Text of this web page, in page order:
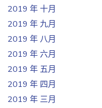
2019 年 十月
2019 年 九月
2019 年 八月
2019 年 六月
2019 年 五月
2019 年 四月
2019 年 三月